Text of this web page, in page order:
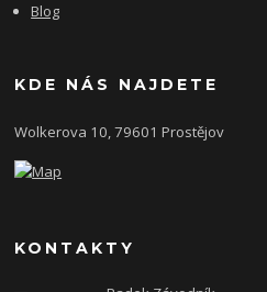
Blog
KDE NÁS NAJDETE
Wolkerova 10, 79601 Prostějov
KONTAKTY